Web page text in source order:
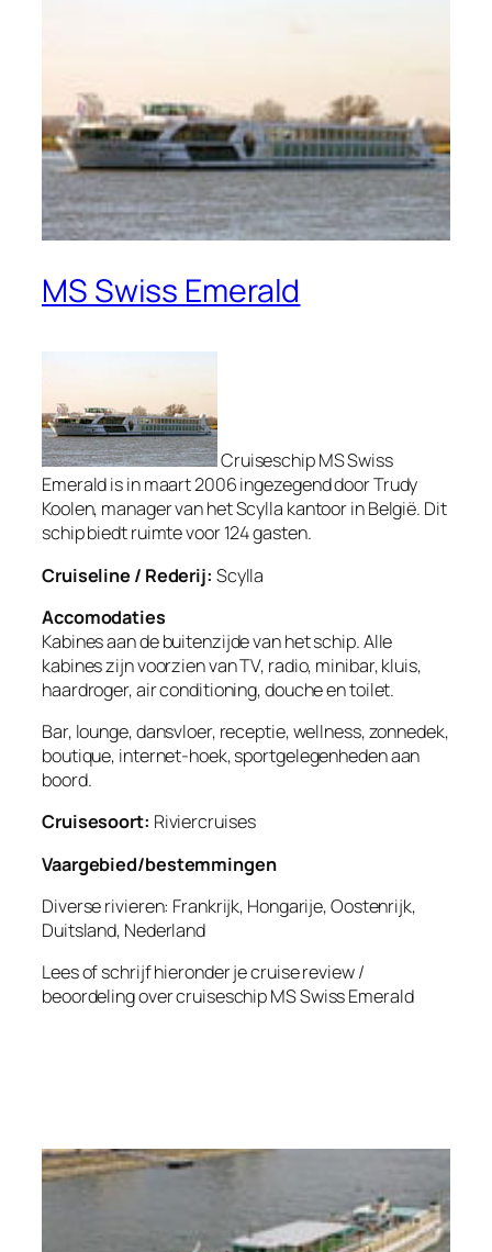
MS Swiss Emerald
Cruiseschip MS Swiss
Emerald is in maart 2006 ingezegend door Trudy
Koolen, manager van het Scylla kantoor in België. Dit
schip biedt ruimte voor 124 gasten.
Cruiseline / Rederij: Scylla
Accomodaties
Kabines aan de buitenzijde van het schip. Alle
kabines zijn voorzien van TV, radio, minibar, kluis,
haardroger, air conditioning, douche en toilet.
Bar, lounge, dansvloer, receptie, wellness, zonnedek,
boutique, internet-hoek, sportgelegenheden aan
boord.
Cruisesoort: Riviercruises
Vaargebied/bestemmingen
Diverse rivieren: Frankrijk, Hongarije, Oostenrijk,
Duitsland, Nederland
Lees of schrijf hieronder je cruise review /
beoordeling over cruiseschipMS Swiss Emerald